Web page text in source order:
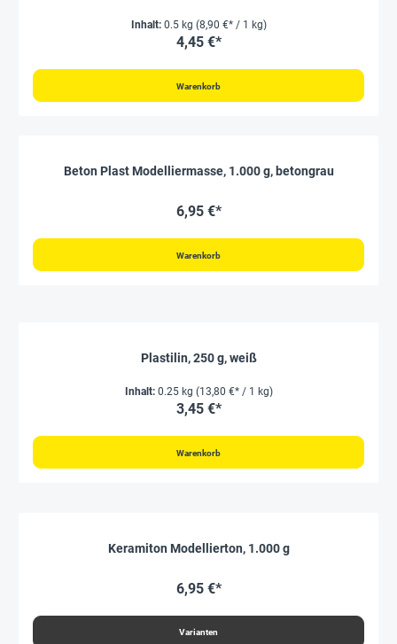
Inhalt: 0.5 kg (8,90 €* / 1 kg)
4,45 €*
Warenkorb
Beton Plast Modelliermasse, 1.000 g, betongrau
6,95 €*
Warenkorb
Plastilin, 250 g, weiß
Inhalt: 0.25 kg (13,80 €* / 1 kg)
3,45 €*
Warenkorb
Keramiton Modellierton, 1.000 g
6,95 €*
Varianten